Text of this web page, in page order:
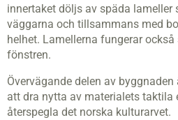
innertaket döljs av späda lameller
väggarna och tillsammans med
helhet. Lamellerna fungerar
fönstren.
Övervägande delen av
att dra nytta av materialets taktila
återspegla det norska kulturarvet.